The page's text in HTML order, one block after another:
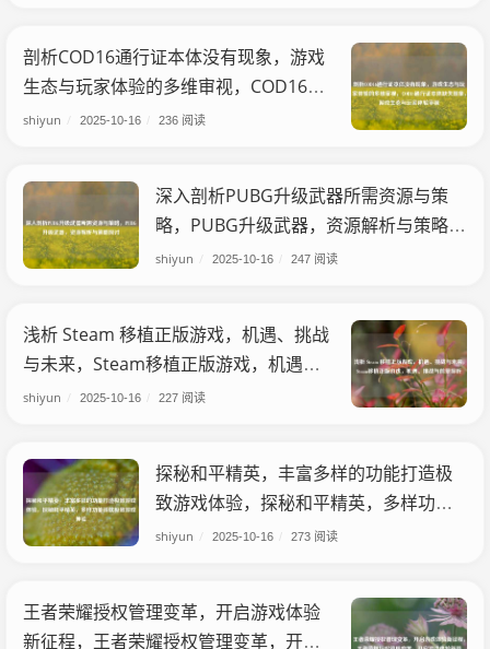
剖析COD16通行证本体没有现象，游戏
生态与玩家体验的多维审视，COD16通
行证本体缺失现象，游戏生态与玩家体
shiyun 2025-10-16 236 阅读
深入剖析PUBG升级武器所需资源与策
略，PUBG升级武器，资源解析与策略探
讨
shiyun 2025-10-16 247 阅读
浅析 Steam 移植正版游戏，机遇、挑战
与未来，Steam移植正版游戏，机遇、
挑战与前景探析
shiyun 2025-10-16 227 阅读
探秘和平精英，丰富多样的功能打造极
致游戏体验，探秘和平精英，多样功能
铸就极致游戏体验
shiyun 2025-10-16 273 阅读
王者荣耀授权管理变革，开启游戏体验
新征程，王者荣耀授权管理变革，开启